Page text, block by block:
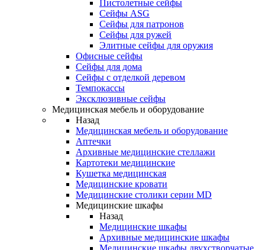
Пистолетные сейфы
Сейфы ASG
Сейфы для патронов
Сейфы для ружей
Элитные сейфы для оружия
Офисные сейфы
Сейфы для дома
Сейфы с отделкой деревом
Темпокассы
Эксклюзивные сейфы
Медицинская мебель и оборудование
Назад
Медицинская мебель и оборудование
Аптечки
Архивные медицинские стеллажи
Картотеки медицинские
Кушетка медицинская
Медицинские кровати
Медицинские столики серии MD
Медицинские шкафы
Назад
Медицинские шкафы
Архивные медицинские шкафы
Медицинские шкафы двухстворчатые